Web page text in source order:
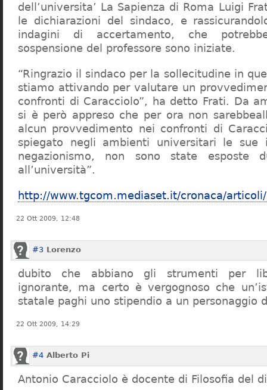
dell’universita’ La Sapienza di Roma Luigi
le dichiarazioni del sindaco, e
indagini di accertamento, che
sospensione del professore sono iniziate.
“Ringrazio il sindaco per la sollecitudine in
stiamo attivando per valutare un
confronti di Caracciolo”, ha detto Frati. Da
si è però appreso che per ora non
alcun provvedimento nei confronti di
spiegato negli ambienti universitari le sue
negazionismo, non sono state esposte
all’università”.
http://www.tgcom.mediaset.it/cronaca/
22 Ott 2009, 12:48
#3 Lorenzo
dubito che abbiano gli strumenti per
ignorante, ma certo è vergognoso che
statale paghi uno stipendio a un personaggio
22 Ott 2009, 14:29
#4 Alberto Pi
Antonio Caracciolo è docente di Filosofia del